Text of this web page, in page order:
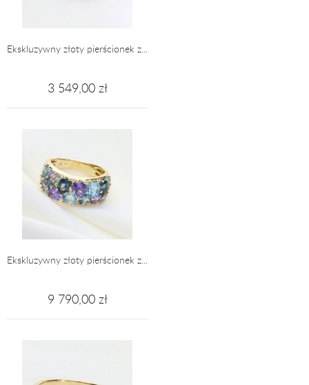
Ekskluzywny złoty pierścionek z...
3 549,00 zł
Ekskluzywny złoty pierścionek z...
9 790,00 zł